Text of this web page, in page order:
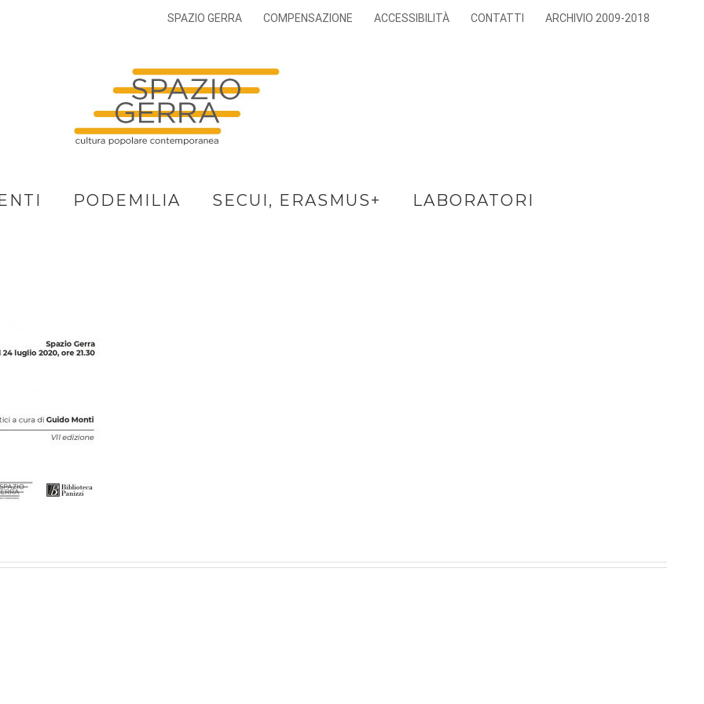
SPAZIO GERRA COMPENSAZIONE ACCESSIBILITÀ CONTATTI ARCHIVIO 2009-2018
PODEMILIA SECUI, ERASMUS+ LABORATORI